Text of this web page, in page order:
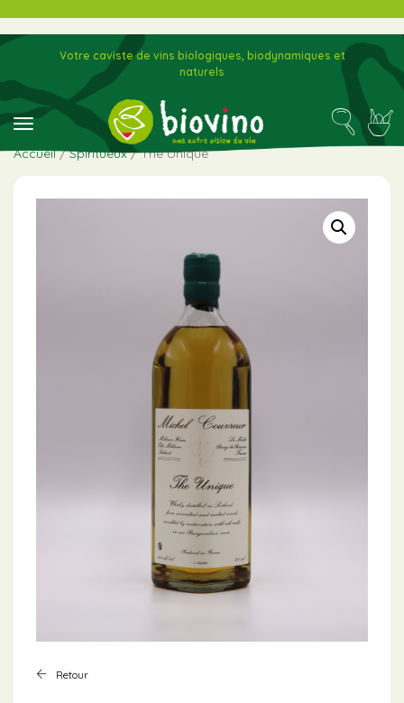
toggle navigation
Votre caviste de vins biologiques, biodynamiques et
naturels
Accueil/Spiritueux/ The Unique
Retour